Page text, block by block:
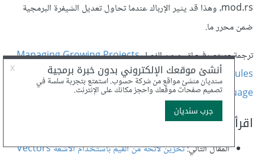
mod.rs، وهذا قد يثير الإرباك عندما تحاول تعديل الشيفرة البرمجية
ضمن محرر ما.
ترجمة -وبتصرف- لقسم من الفصلManaging Growing Projects
with Packages, Crates, and Modulesمن كتابThe Rust
Programming Language
.
اقرأ أيضًا
المقال التالي: تخزين لائحة من القيم باستخدام الأشعة Vectors